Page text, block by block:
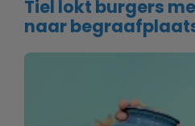
Tiel lokt burgers
naar